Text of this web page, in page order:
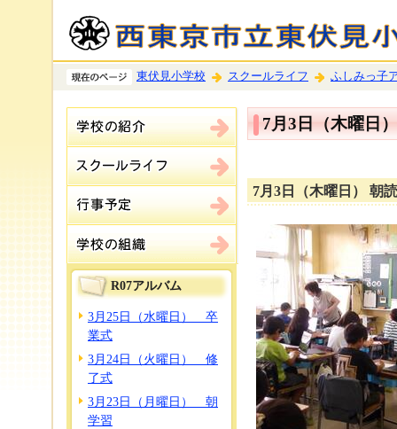
東伏見小学校 スクールライフ ふしみっ子
R07アルバム
3月25日（水曜日） 卒
業式
3月24日（火曜日） 修
了式
3月23日（月曜日） 朝
学習
7月3日（木曜日
7月3日（木曜日） 朝